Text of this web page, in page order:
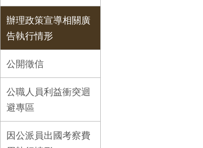
辦理政策宣導相關廣
告執行情形
公開徵信
公職人員利益衝突迴
避專區
因公派員出國考察費